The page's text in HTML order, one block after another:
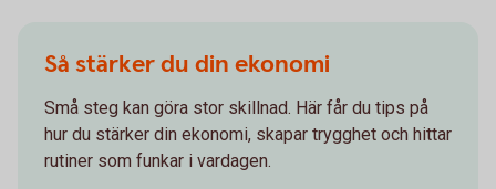
Så stärker du din ekonomi
Små steg kan göra stor skillnad. Här får du tips på
hur du stärker din ekonomi, skapar trygghet och hittar
rutiner som funkar i vardagen.